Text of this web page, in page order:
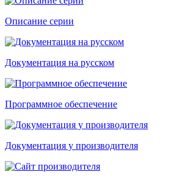
Описание серии
Документация на русском
Программное обеспечение
Документация у производителя